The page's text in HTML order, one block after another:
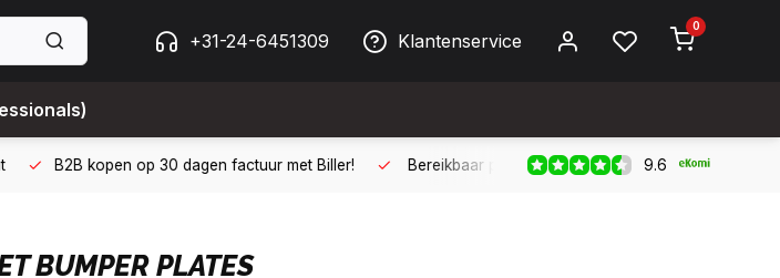
+31-24-6451309 Klantenservice
0
B2B kopen op 30 dagen factuur met Biller! Bereikbaar per telefoon op werkdagen van 09:00 tot
9.6
BUMPER PLATES